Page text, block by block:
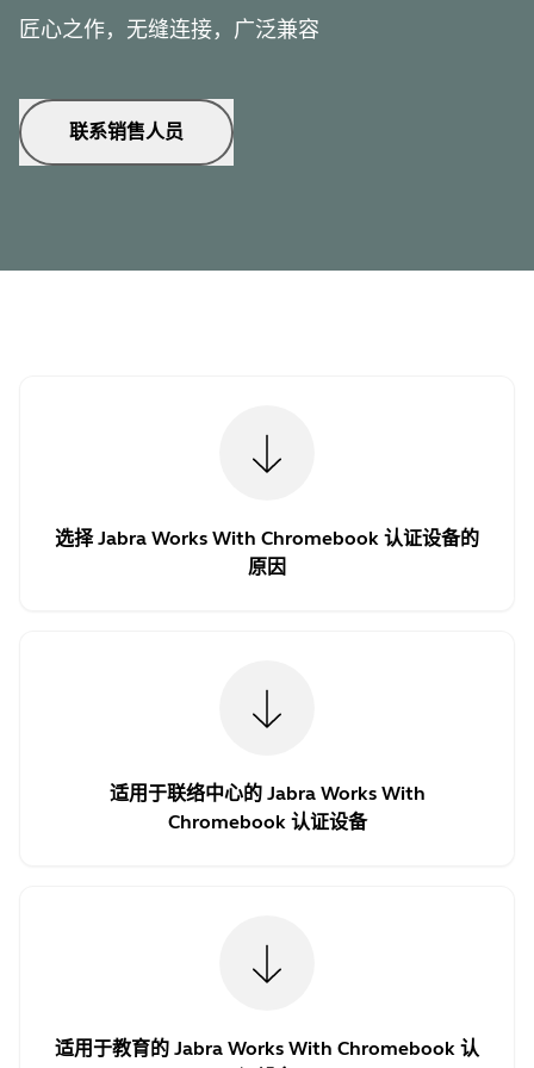
匠心之作，无缝连接，广泛兼容
联系销售人员
选择 Jabra Works With Chromebook 认证设备的
原因
适用于联络中心的 Jabra Works With
Chromebook 认证设备
适用于教育的 Jabra Works With Chromebook 认